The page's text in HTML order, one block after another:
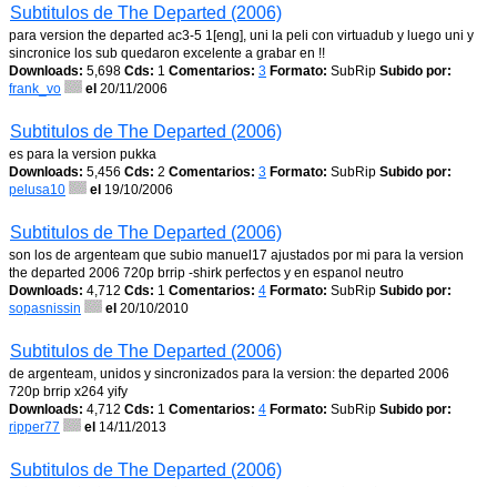
Subtitulos de The Departed (2006)
para version the departed ac3-5 1[eng], uni la peli con virtuadub y luego uni y
sincronice los sub quedaron excelente a grabar en !!
Downloads: 5,698 Cds: 1 Comentarios: 3 Formato: SubRip Subido por:
frank_vo
el 20/11/2006
Subtitulos de The Departed (2006)
es para la version pukka
Downloads: 5,456 Cds: 2 Comentarios: 3 Formato: SubRip Subido por:
pelusa10
el 19/10/2006
Subtitulos de The Departed (2006)
son los de argenteam que subio manuel17 ajustados por mi para la version
the departed 2006 720p brrip -shirk perfectos y en espanol neutro
Downloads: 4,712 Cds: 1 Comentarios: 4 Formato: SubRip Subido por:
sopasnissin
el 20/10/2010
Subtitulos de The Departed (2006)
de argenteam, unidos y sincronizados para la version: the departed 2006
720p brrip x264 yify
Downloads: 4,712 Cds: 1 Comentarios: 4 Formato: SubRip Subido por:
ripper77
el 14/11/2013
Subtitulos de The Departed (2006)